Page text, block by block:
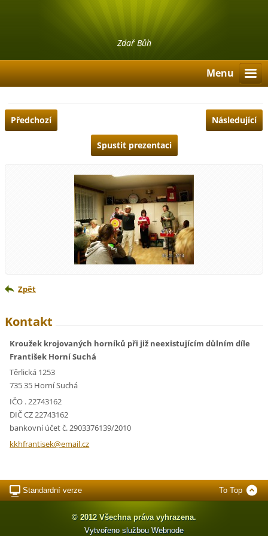
Zdař Bůh
Menu
Předchozí Následující
Spustit prezentaci
Zpět
Kontakt
Kroužek krojovaných horníků při již neexistujícím důlním díle
František Horní Suchá
Těrlická 1253
735 35 Horní Suchá
IČO . 22743162
DIČ CZ 22743162
bankovní účet č. 2903376139/2010
kkhfrantisek@email.cz
Standardní verze To Top
© 2012 Všechna práva vyhrazena.
Vytvořeno službou Webnode